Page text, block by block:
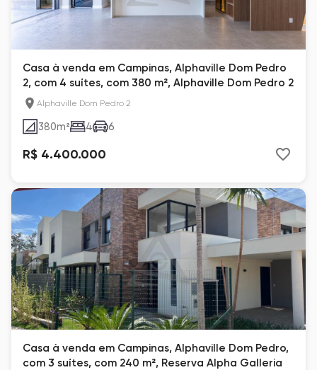
Casa à venda em Campinas, Alphaville Dom Pedro
2, com 4 suítes, com 380 m², Alphaville Dom Pedro 2
Alphaville Dom Pedro 2
380m² 4 6
R$ 4.400.000
Casa à venda em Campinas, Alphaville Dom Pedro,
com 3 suítes, com 240 m², Reserva Alpha Galleria